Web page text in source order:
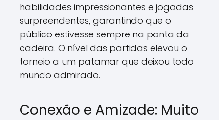
habilidades impressionantes e jogadas
surpreendentes, garantindo que o
público estivesse sempre na ponta da
cadeira. O nível das partidas elevou o
torneio a um patamar que deixou todo
mundo admirado.
Conexão e Amizade: Muito